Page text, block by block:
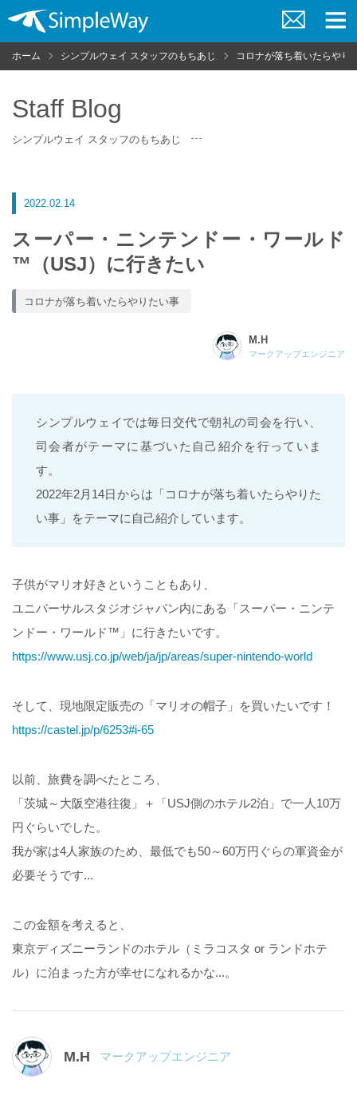
問
い
ニ
ュ
ホーム シンプルウェイ スタッフのもちあじ コロナが落ち着いたらやり
Staff Blog
シンプルウェイ スタッフのもちあじ
2022.02.14
スーパー・ニンテンドー・ワールド
™（USJ）に行きたい
コロナが落ち着いたらやりたい事
M.H
マークアップエンジニア
シンプルウェイでは毎日交代で朝礼の司会を行い、
司会者がテーマに基づいた自己紹介を行っていま
す。
2022年2月14日からは「コロナが落ち着いたらやりた
い事」をテーマに自己紹介しています。
子供がマリオ好きということもあり、
ユニバーサルスタジオジャパン内にある「スーパー・ニンテ
ンドー・ワールド™」に行きたいです。
https://www.usj.co.jp/web/ja/jp/areas/super-nintendo-world
そして、現地限定販売の「マリオの帽子」を買いたいです！
https://castel.jp/p/6253#i-65
以前、旅費を調べたところ、
「茨城～大阪空港往復」＋「USJ側のホテル2泊」で一人10万
円ぐらいでした。
我が家は4人家族のため、最低でも50～60万円ぐらの軍資金が
必要そうです...
この金額を考えると、
東京ディズニーランドのホテル（ミラコスタ or ランドホテ
ル）に泊まった方が幸せになれるかな...。
M.H マークアップエンジニア